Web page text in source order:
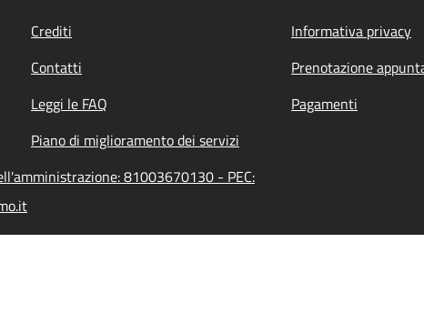
Crediti Informativa privacy
Contatti Prenotazione
Leggi le FAQ Pagamenti
Piano di miglioramento dei servizi
81003670130 - PEC: